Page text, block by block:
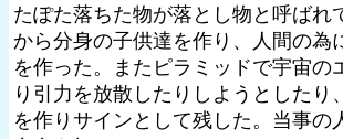
たぽた落ちた物が落とし物と呼ばれ
から分身の子供達を作り、人間の為
を作った。またピラミッドで宇宙の
り引力を放散したりしようとしたり
を作りサインとして残した。当事の